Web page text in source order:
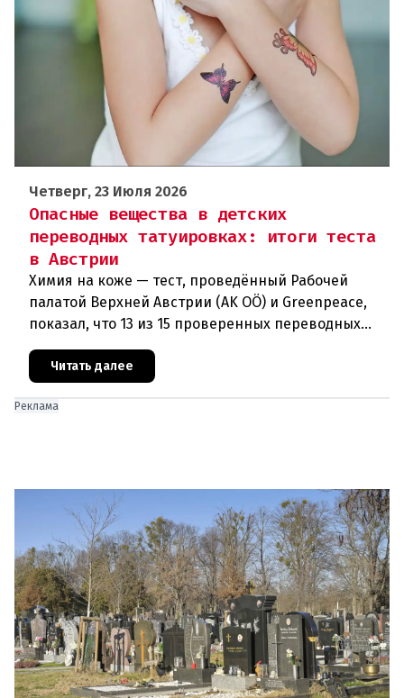
Четверг, 23 Июля 2026
Опасные вещества в детских
переводных татуировках: итоги теста
в Австрии
Химия на коже — тест, проведённый Рабочей
палатой Верхней Австрии (AK OÖ) и Greenpeace,
показал, что 13 из 15 проверенных переводных
использованию из-за содержа
Читать далее
Реклама